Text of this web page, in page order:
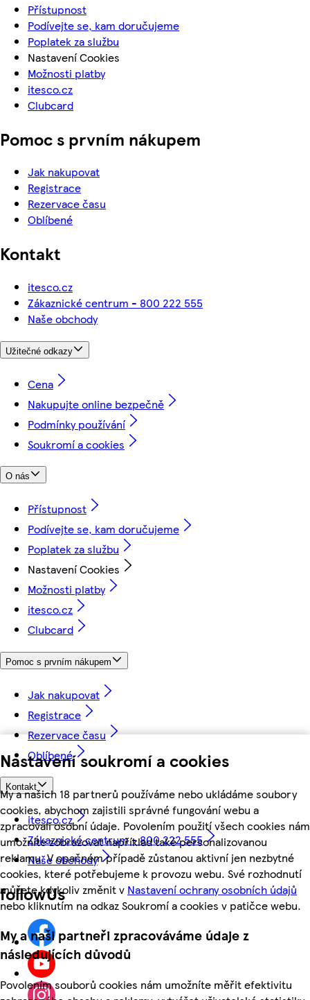
Nastavení soukromí a cookies
My a našich 18 partnerů používáme nebo ukládáme soubory
cookies, abychom zajistili správné fungování webu a
zpracovali osobní údaje. Povolením použití všech cookies nám
umožníte zobrazovat například také personalizovanou
reklamu. V opačném případě zůstanou aktivní jen nezbytné
cookies, které potřebujeme k provozu webu. Své rozhodnutí
můžete kdykoliv změnit v Nastavení ochrany osobních údajů
nebo kliknutím na odkaz Soukromí a cookies v patičce webu.
My a naši partneři zpracováváme údaje z
následujících důvodů
Povolením souborů cookies nám umožníte měřit efektivitu
Přístupnost
Podívejte se, kam doručujeme
Poplatek za službu
Nastavení Cookies
Možnosti platby
itesco.cz
Clubcard
Pomoc s prvním nákupem
Jak nakupovat
Registrace
Rezervace času
Oblíbené
Kontakt
itesco.cz
Zákaznické centrum - 800 222 555
Naše obchody
Užitečné odkazy
Cena
Nakupujte online bezpečně
Podmínky používání
Soukromí a cookies
O nás
Přístupnost
Podívejte se, kam doručujeme
Poplatek za službu
Nastavení Cookies
Možnosti platby
itesco.cz
Clubcard
Pomoc s prvním nákupem
Jak nakupovat
Registrace
Rezervace času
Oblíbené
Kontakt
itesco.cz
Zákaznické centrum - 800 222 555
Naše obchody
followUs